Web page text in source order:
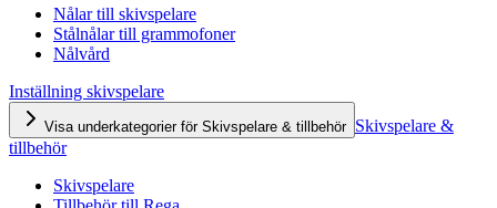
Nålar till skivspelare
Stålnålar till grammofoner
Nålvård
Inställning skivspelare
Visa underkategorier för Skivspelare & tillbehör Skivspelare &
tillbehör
Skivspelare